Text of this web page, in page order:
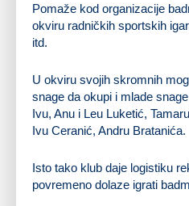
Pomaže kod organizacije
okviru radničkih sportskih
itd.
U okviru svojih skromnih
snage da okupi i mlade
Ivu, Anu i Leu Luketić,
Ivu Ceranić, Andru Bratanića.
Isto tako klub daje logistiku
povremeno dolaze igrati